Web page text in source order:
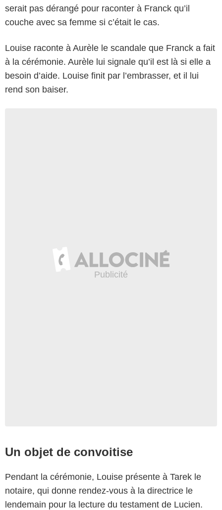
serait pas dérangé pour raconter à Franck qu’il
couche avec sa femme si c’était le cas.
Louise raconte à Aurèle le scandale que Franck a fait
à la cérémonie. Aurèle lui signale qu’il est là si elle a
besoin d’aide. Louise finit par l’embrasser, et il lui
rend son baiser.
Un objet de convoitise
Pendant la cérémonie, Louise présente à Tarek le
notaire, qui donne rendez-vous à la directrice le
lendemain pour la lecture du testament de Lucien.